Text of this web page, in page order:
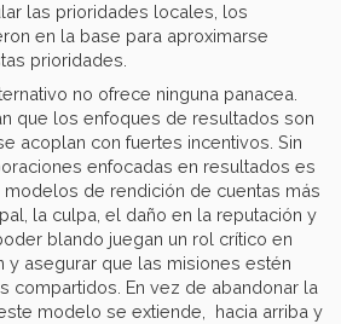
las prioridades locales, los
en la base para aproximarse
prioridades.
no ofrece ninguna panacea.
que los enfoques de resultados son
acoplan con fuertes incentivos. Sin
enfocadas en resultados es
de rendición de cuentas más
la culpa, el daño en la reputación y
blando juegan un rol crítico en
y asegurar que las misiones estén
compartidos. En vez de abandonar la
modelo se extiende, hacia arriba y